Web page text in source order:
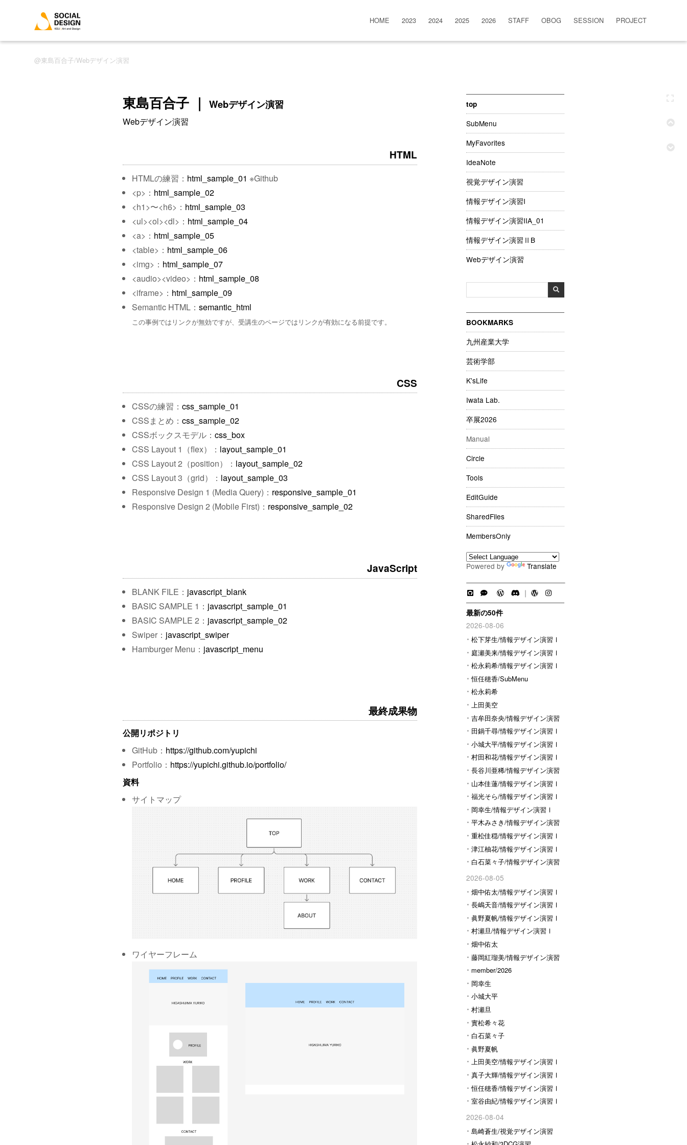
東島百合子/Webデザイン演習
HOME 2023 2024 2025 2026 STAFF OBOG SESSION PROJECT
top
SubMenu
MyFavorites
IdeaNote
視覚デザイン演習
情報デザイン演習I
情報デザイン演習IIA_01
情報デザイン演習ⅡB
Webデザイン演習
BOOKMARKS
九州産業大学
芸術学部
K'sLife
Iwata Lab.
卒展2026
Manual
Circle
Tools
EditGuide
SharedFiles
MembersOnly
Powered by Translate
｜
最新の50件
2026-08-06
松下芽生/情報デザイン演習Ⅰ
庭瀬美来/情報デザイン演習Ⅰ
松永莉希/情報デザイン演習Ⅰ
恒任穂香/SubMenu
松永莉希
上田美空
吉牟田奈央/情報デザイン演習
Ⅰ 田鍋千尋/情報デザイン演習Ⅰ
小城大平/情報デザイン演習Ⅰ
村田和花/情報デザイン演習Ⅰ
長谷川亜稀/情報デザイン演習
Ⅰ 山本佳蓮/情報デザイン演習Ⅰ
福光そら/情報デザイン演習Ⅰ
岡幸生/情報デザイン演習Ⅰ
平木みさき/情報デザイン演習
Ⅰ 重松佳穏/情報デザイン演習Ⅰ
津江柚花/情報デザイン演習Ⅰ
白石菜々子/情報デザイン演習
Ⅰ
2026-08-05
畑中佑太/情報デザイン演習Ⅰ
長嶋天音/情報デザイン演習Ⅰ
眞野夏帆/情報デザイン演習Ⅰ
村瀬旦/情報デザイン演習Ⅰ
畑中佑太
藤岡紅瑠美/情報デザイン演習
Ⅰ member/2026
岡幸生
小城大平
村瀬旦
實松希々花
白石菜々子
眞野夏帆
上田美空/情報デザイン演習Ⅰ
真子大輝/情報デザイン演習Ⅰ
恒任穂香/情報デザイン演習Ⅰ
室谷由紀/情報デザイン演習Ⅰ
2026-08-04
島崎蒼生/視覚デザイン演習
東島百合子 ｜ Webデザイン演習
Webデザイン演習
HTML
HTMLの練習： html_sample_01 ※Github
<p>： html_sample_02
<h1>〜<h6>： html_sample_03
<ul><ol><dl>： html_sample_04
<a>： html_sample_05
<table>： html_sample_06
<img>： html_sample_07
<audio><video>： html_sample_08
<iframe>： html_sample_09
Semantic HTML： semantic_html
この事例ではリンクが無効ですが、受講生のページではリンクが有効になる前提です。
CSS
CSSの練習： css_sample_01
CSSまとめ： css_sample_02
CSSボックスモデル： css_box
CSS Layout 1（flex）： layout_sample_01
CSS Layout 2（position）： layout_sample_02
CSS Layout 3（grid）： layout_sample_03
Responsive Design 1 (Media Query)： responsive_sample_01
Responsive Design 2 (Mobile First)： responsive_sample_02
JavaScript
BLANK FILE： javascript_blank
BASIC SAMPLE 1： javascript_sample_01
BASIC SAMPLE 2： javascript_sample_02
Swiper： javascript_swiper
Hamburger Menu： javascript_menu
最終成果物
公開リポジトリ
GitHub： https://github.com/yupichi
Portfolio： https://yupichi.github.io/portfolio/
資料
サイトマップ
ワイヤーフレーム